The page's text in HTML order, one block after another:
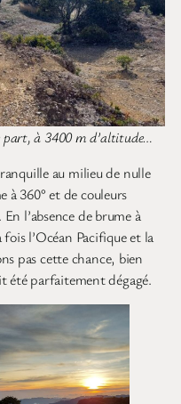
part, à 3400 m d’altitude…
au milieu de nulle
à 360° et de couleurs
l’absence de brume à
l’Océan Pacifique et la
pas cette chance, bien
été parfaitement dégagé.